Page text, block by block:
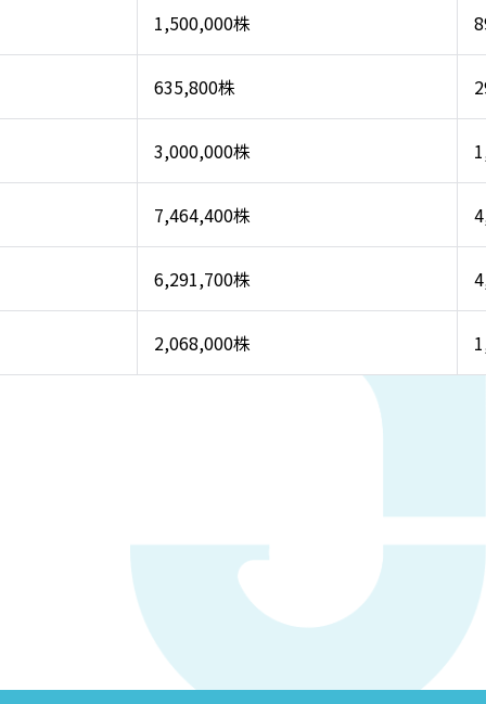
1,500,000株
635,800株
3,000,000株
7,464,400株
6,291,700株
2,068,000株